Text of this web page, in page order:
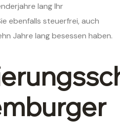
lang Ihr
ebenfalls steuerfrei, auch
Jahre lang besessen haben.